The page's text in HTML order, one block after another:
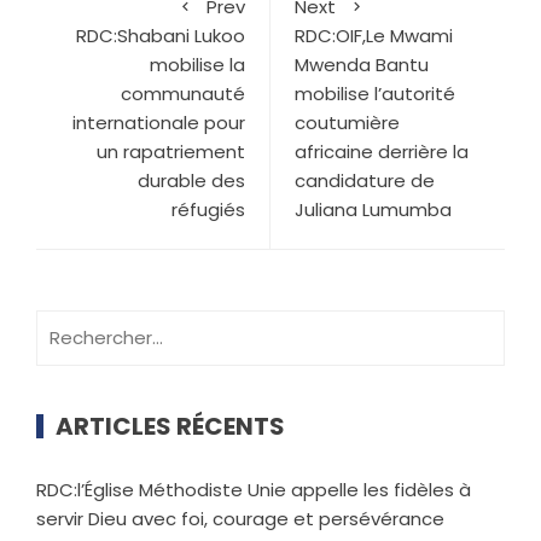
Prev
RDC:Shabani Lukoo
mobilise la
communauté
internationale pour
un rapatriement
durable des
réfugiés
Next
RDC:OIF,Le Mwami
Mwenda Bantu
mobilise l’autorité
coutumière
africaine derrière la
candidature de
Juliana Lumumba
ARTICLES RÉCENTS
RDC:l’Église Méthodiste Unie appelle les fidèles à
servir Dieu avec foi, courage et persévérance